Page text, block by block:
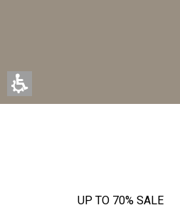
UP TO 70% SALE